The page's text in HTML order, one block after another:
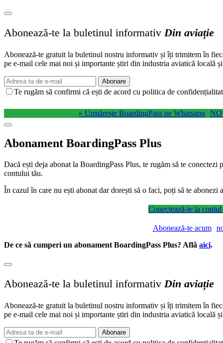
Abonează-te la buletinul informativ Din aviație
Abonează-te gratuit la buletinul nostru informativ și îți trimitem în
pe e-mail cele mai noi și importante știri din industria aviatică locală
Abonare
Te rugăm să confirmi că ești de acord cu politica de
» Urmărește BoardingPass pe Whatsapp
Abonament BoardingPass Plus
Dacă ești deja abonat la BoardingPass Plus, te rugăm să te
contului tău.
În cazul în care nu ești abonat dar dorești să o faci, poți să te
Conectează-te la contul
Abonează-te acum
De ce să cumperi un abonament BoardingPass Plus? Află aici.
Abonează-te la buletinul informativ Din aviație
Abonează-te gratuit la buletinul nostru informativ și îți trimitem în
pe e-mail cele mai noi și importante știri din industria aviatică locală
Abonare